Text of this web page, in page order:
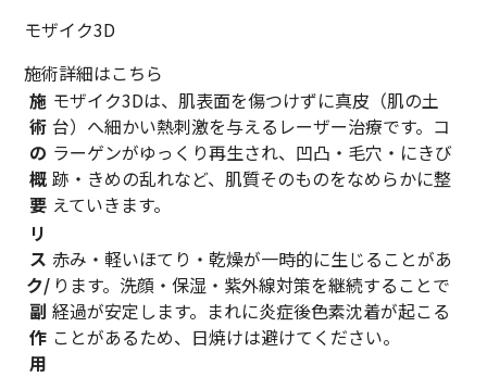
モザイク3D
施術詳細はこちら
施
術
の
概
要
モザイク3Dは、肌表面を傷つけずに真皮（肌の土
台）へ細かい熱刺激を与えるレーザー治療です。コ
ラーゲンがゆっくり再生され、凹凸・毛穴・にきび
跡・きめの乱れなど、肌質そのものをなめらかに整
えていきます。
リ
ス
ク/
副
作
用
赤み・軽いほてり・乾燥が一時的に生じることがあ
ります。洗顔・保湿・紫外線対策を継続することで
経過が安定します。まれに炎症後色素沈着が起こる
ことがあるため、日焼けは避けてください。